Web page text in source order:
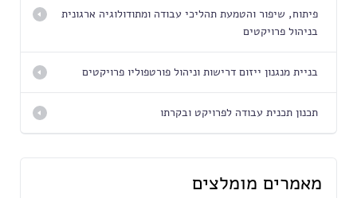
פיתוח, שיפור והטמעת תהליכי עבודה ומתודולוגיה ארגונית
בניהול פרויקטים
בניית מנגנון ייזום דרישות וניהול פורטפוליו פרויקטים
תכנון תכנית עבודה לפרויקט ובקרתו
מאמרים מומלצים